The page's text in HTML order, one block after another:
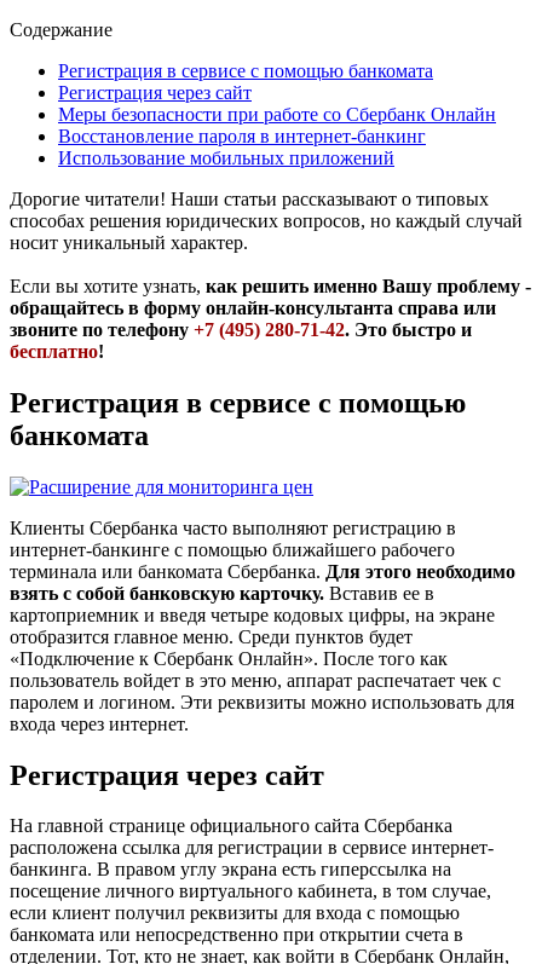
Содержание
Регистрация в сервисе с помощью банкомата
Регистрация через сайт
Меры безопасности при работе со Сбербанк Онлайн
Восстановление пароля в интернет-банкинг
Использование мобильных приложений
Дорогие читатели! Наши статьи рассказывают о типовых
способах решения юридических вопросов, но каждый случай
носит уникальный характер.
Если вы хотите узнать, как решить именно Вашу проблему -
обращайтесь в форму онлайн-консультанта справа или
звоните по телефону +7 (495) 280-71-42. Это быстро и
бесплатно!
Регистрация в сервисе с помощью
банкомата
Клиенты Сбербанка часто выполняют регистрацию в
интернет-банкинге с помощью ближайшего рабочего
терминала или банкомата Сбербанка. Для этого необходимо
взять с собой банковскую карточку. Вставив ее в
картоприемник и введя четыре кодовых цифры, на экране
отобразится главное меню. Среди пунктов будет
«Подключение к Сбербанк Онлайн». После того как
пользователь войдет в это меню, аппарат распечатает чек с
паролем и логином. Эти реквизиты можно использовать для
входа через интернет.
Регистрация через сайт
На главной странице официального сайта Сбербанка
расположена ссылка для регистрации в сервисе интернет-
банкинга. В правом углу экрана есть гиперссылка на
посещение личного виртуального кабинета, в том случае,
если клиент получил реквизиты для входа с помощью
банкомата или непосредственно при открытии счета в
отделении. Тот, кто не знает, как войти в Сбербанк Онлайн,